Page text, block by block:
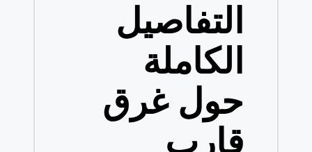
التفاصيل
الكاملة
حول غرق
قارب